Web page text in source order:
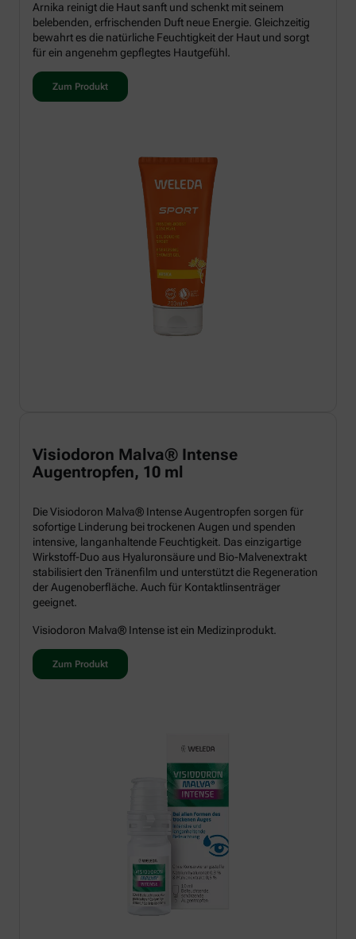
Arnika reinigt die Haut sanft und schenkt mit seinem
belebenden, erfrischenden Duft neue Energie. Gleichzeitig
bewahrt es die natürliche Feuchtigkeit der Haut und sorgt
für ein angenehm gepflegtes Hautgefühl.
Zum Produkt
Visiodoron Malva® Intense
Augentropfen, 10 ml
Die Visiodoron Malva® Intense Augentropfen sorgen für
sofortige Linderung bei trockenen Augen und spenden
intensive, langanhaltende Feuchtigkeit. Das einzigartige
Wirkstoff-Duo aus Hyaluronsäure und Bio-Malvenextrakt
stabilisiert den Tränenfilm und unterstützt die Regeneration
der Augenoberfläche. Auch für Kontaktlinsenträger
geeignet.
Visiodoron Malva® Intense ist ein Medizinprodukt.
Zum Produkt